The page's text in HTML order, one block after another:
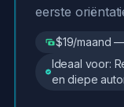
eerste
$19/maand
Ideaal voor:
en diepe